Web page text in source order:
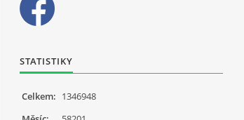
STATISTIKY
Celkem: 1346948